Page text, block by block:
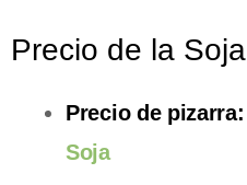
Precio de la Soja
Precio de pizarra:
Soja